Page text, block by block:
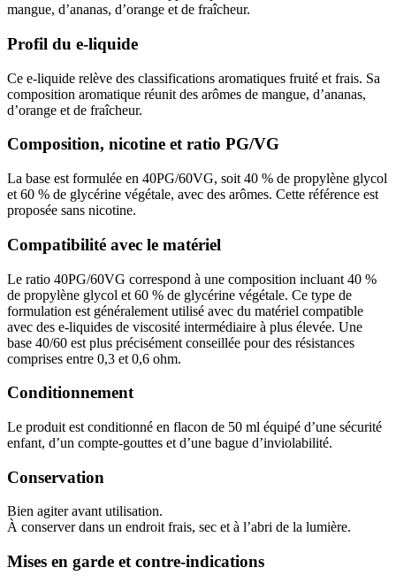
mangue, d’ananas, d’orange et de fraîcheur.
Profil du e-liquide
Ce e-liquide relève des classifications aromatiques fruité et frais. Sa
composition aromatique réunit des arômes de mangue, d’ananas,
d’orange et de fraîcheur.
Composition, nicotine et ratio PG/VG
La base est formulée en 40PG/60VG, soit 40 % de propylène glycol
et 60 % de glycérine végétale, avec des arômes. Cette référence est
proposée sans nicotine.
Compatibilité avec le matériel
Le ratio 40PG/60VG correspond à une composition incluant 40 %
de propylène glycol et 60 % de glycérine végétale. Ce type de
formulation est généralement utilisé avec du matériel compatible
avec des e-liquides de viscosité intermédiaire à plus élevée. Une
base 40/60 est plus précisément conseillée pour des résistances
comprises entre 0,3 et 0,6 ohm.
Conditionnement
Le produit est conditionné en flacon de 50 ml équipé d’une sécurité
enfant, d’un compte-gouttes et d’une bague d’inviolabilité.
Conservation
Bien agiter avant utilisation.
À conserver dans un endroit frais, sec et à l’abri de la lumière.
Mises en garde et contre-indications